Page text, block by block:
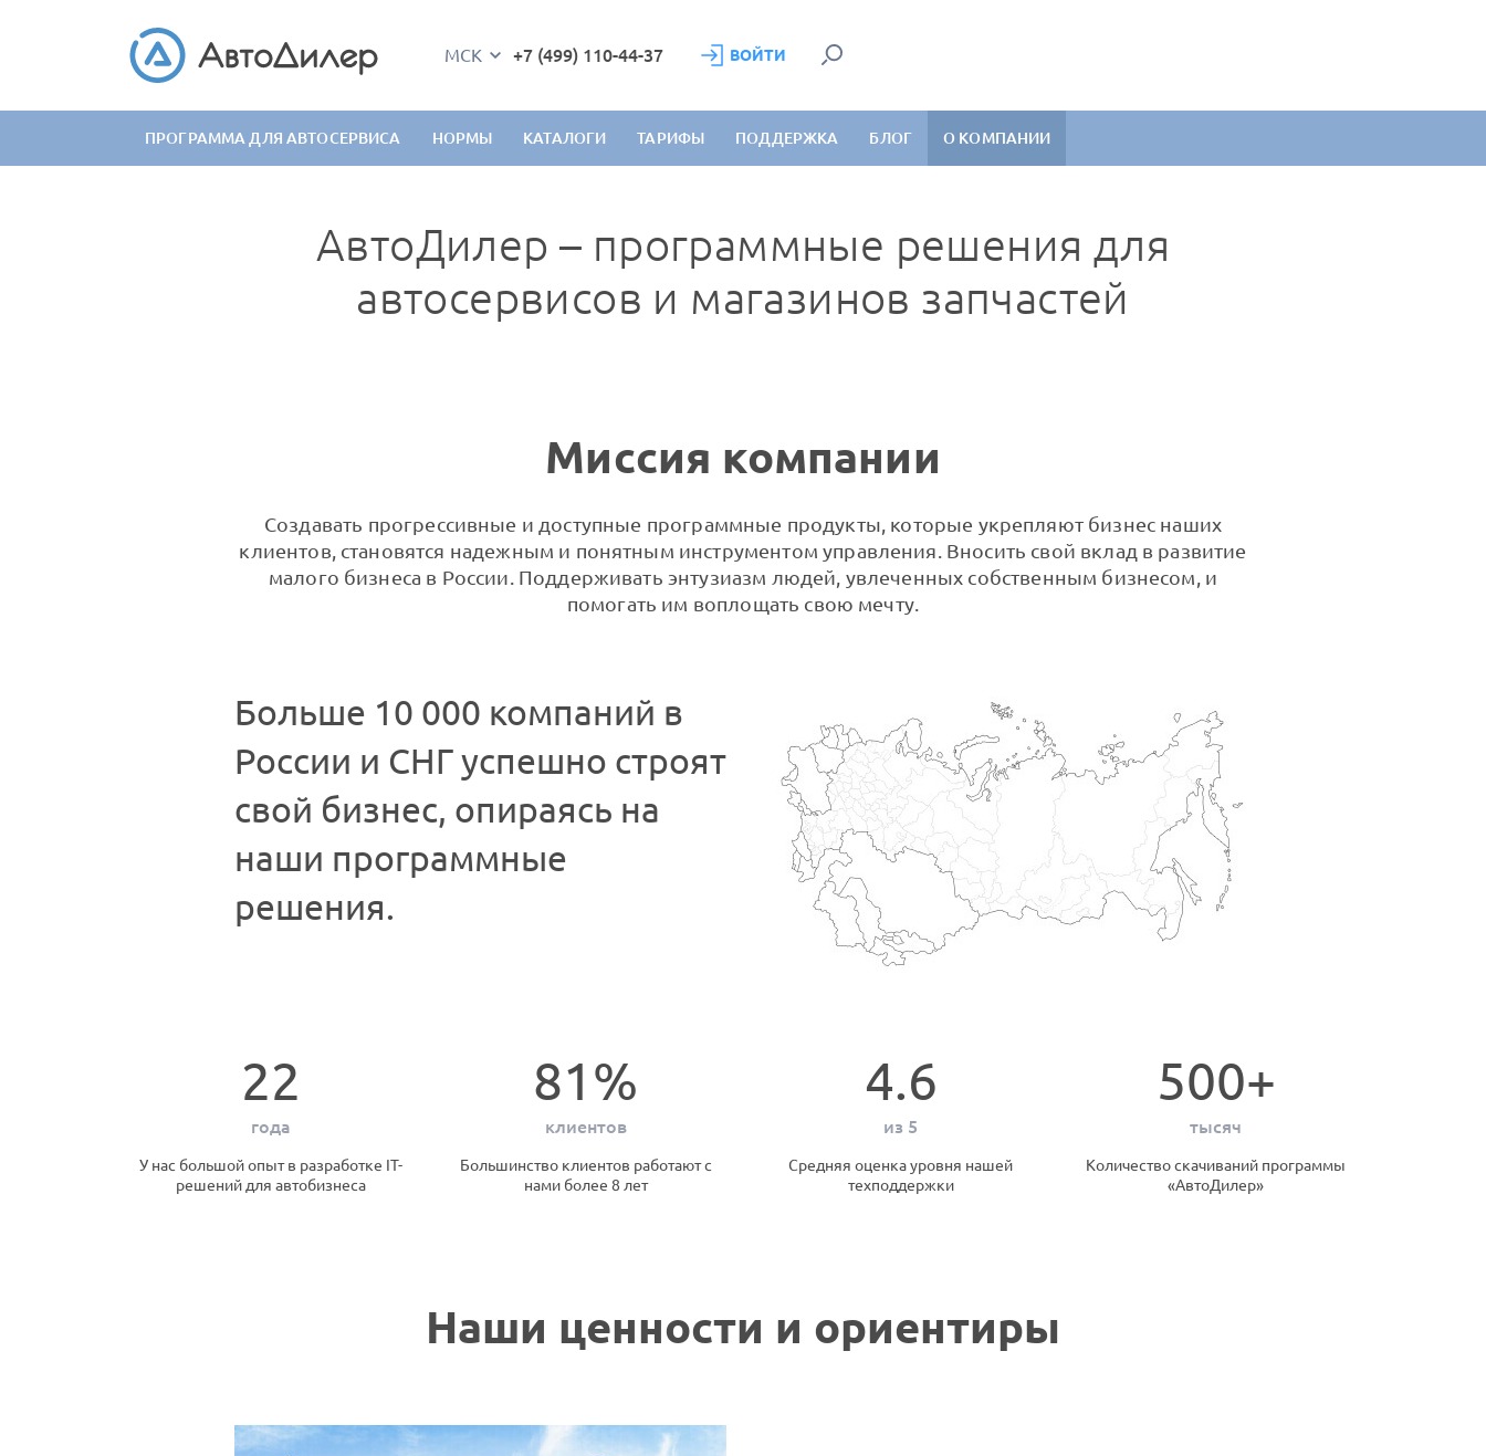
МСК +7 (499) 110-44-37 ВОЙТИ
ПРОГРАММА ДЛЯ АВТОСЕРВИСА НОРМЫ КАТАЛОГИ ТАРИФЫ ПОДДЕРЖКА БЛОГ О КОМПАНИИ
АвтоДилер – программные решения для
автосервисов и магазинов запчастей
Миссия компании
Создавать прогрессивные и доступные программные продукты, которые укрепляют бизнес наших
клиентов, становятся надежным и понятным инструментом управления. Вносить свой вклад в развитие
малого бизнеса в России. Поддерживать энтузиазм людей, увлеченных собственным бизнесом, и
помогать им воплощать свою мечту.
Больше 10 000 компаний в
России и СНГ успешно строят
свой бизнес, опираясь на
наши программные
решения.
22
года
У нас большой опыт в разработке IT-
решений для автобизнеса
81%
клиентов
Большинство клиентов работают с
нами более 8 лет
4.6
из 5
Средняя оценка уровня нашей
техподдержки
500+
тысяч
Количество скачиваний программы
«АвтоДилер»
Наши ценности и ориентиры